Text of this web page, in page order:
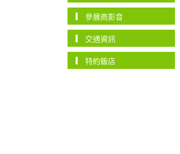
參展商影音
交通資訊
特約飯店